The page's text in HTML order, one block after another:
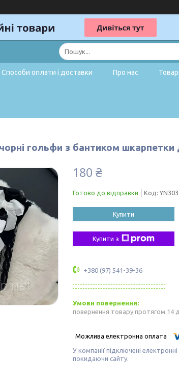
Способи оплати і доставки Про нас
гольфи з бантиком шкарпетки
180 ₴
Готово до відправки Код:
Купити
Купити з
+380 (97) 541-39-36
повернення товару протягом 14
У компанії підключені
покидаючи сайту.